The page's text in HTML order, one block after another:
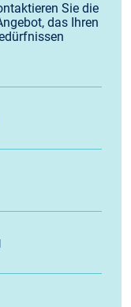
Sie die
das Ihren